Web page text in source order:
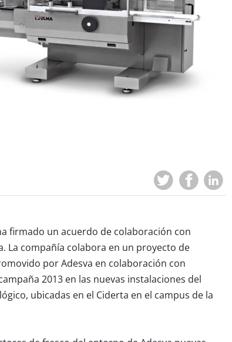
firmado un acuerdo de colaboración con
La compañía colabora en un proyecto de
por Adesva en colaboración con
2013 en las nuevas instalaciones del
ubicadas en el Ciderta en el campus de la